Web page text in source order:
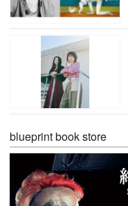
blueprint book store